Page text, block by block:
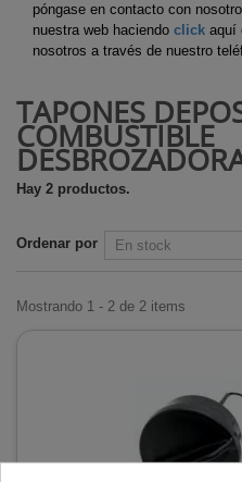
póngase en contacto con
nuestra web haciendo click aquí
nosotros a través de nuestro
TAPONES
COMBUSTIBLE
Hay 2 productos.
Ordenar por
Mostrando 1 - 2 de 2 items